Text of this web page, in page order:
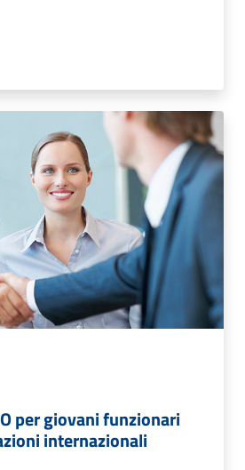
per giovani funzionari
internazionali